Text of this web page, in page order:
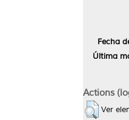
Fecha
Última
Actions
Ver